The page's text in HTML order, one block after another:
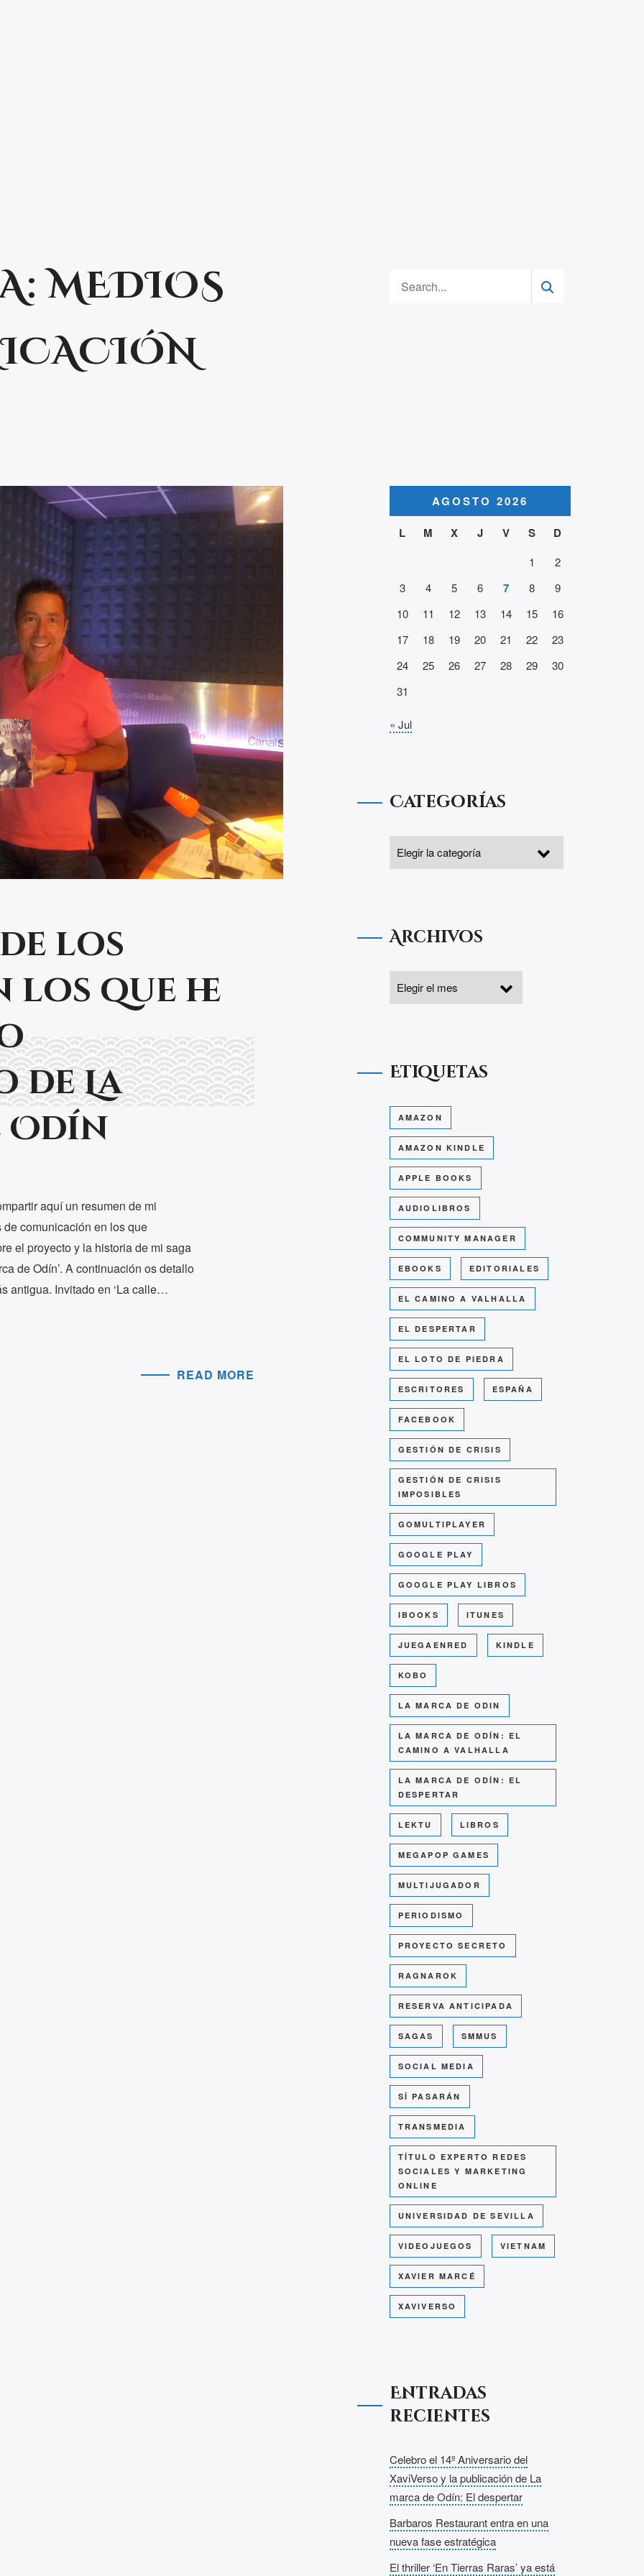
MEDIOS
los
los que he
de La
Odín
aquí un resumen de mi
comunicación en los que
el proyecto y la historia de mi saga
de Odín’. A continuación os detallo
antigua. Invitado en ‘La calle…
READ MORE
AGOSTO 2026
L
M X J V S D
1
2
3
4 5 6 7 8
9
10
11 12 13 14 15
16
17
18 19 20 21 22
23
24
25 26 27 28 29
30
31
« Jul
Categorías
Archivos
Etiquetas
AMAZON
AMAZON KINDLE
APPLE BOOKS
AUDIOLIBROS
COMMUNITY MANAGER
EBOOKS EDITORIALES
EL CAMINO A VALHALLA
EL DESPERTAR
EL LOTO DE PIEDRA
ESCRITORES ESPAÑA
FACEBOOK
GESTIÓN DE CRISIS
GESTIÓN DE CRISIS
IMPOSIBLES
GOMULTIPLAYER
GOOGLE PLAY
GOOGLE PLAY LIBROS
IBOOKS ITUNES
JUEGAENRED KINDLE
KOBO
LA MARCA DE ODIN
LA MARCA DE ODÍN: EL
CAMINO A VALHALLA
LA MARCA DE ODÍN: EL
DESPERTAR
LEKTU LIBROS
MEGAPOP GAMES
MULTIJUGADOR
PERIODISMO
PROYECTO SECRETO
RAGNAROK
RESERVA ANTICIPADA
SAGAS SMMUS
SOCIAL MEDIA
SÍ PASARÁN
TRANSMEDIA
TÍTULO EXPERTO REDES
SOCIALES Y MARKETING
ONLINE
UNIVERSIDAD DE SEVILLA
VIDEOJUEGOS VIETNAM
XAVIER MARCÉ
XAVIVERSO
Entradas
recientes
Celebro el 14º Aniversario del
XaviVerso y la publicación de La
marca de Odín: El despertar
Barbaros Restaurant entra en una
nueva fase estratégica
El thriller ‘En Tierras Raras’ ya está